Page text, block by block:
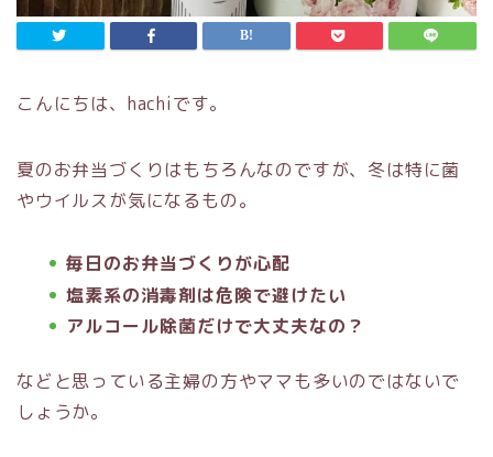
こんにちは、hachiです。
夏のお弁当づくりはもちろんなのですが、冬は特に菌
やウイルスが気になるもの。
毎日のお弁当づくりが心配
塩素系の消毒剤は危険で避けたい
アルコール除菌だけで大丈夫なの？
などと思っている主婦の方やママも多いのではないで
しょうか。